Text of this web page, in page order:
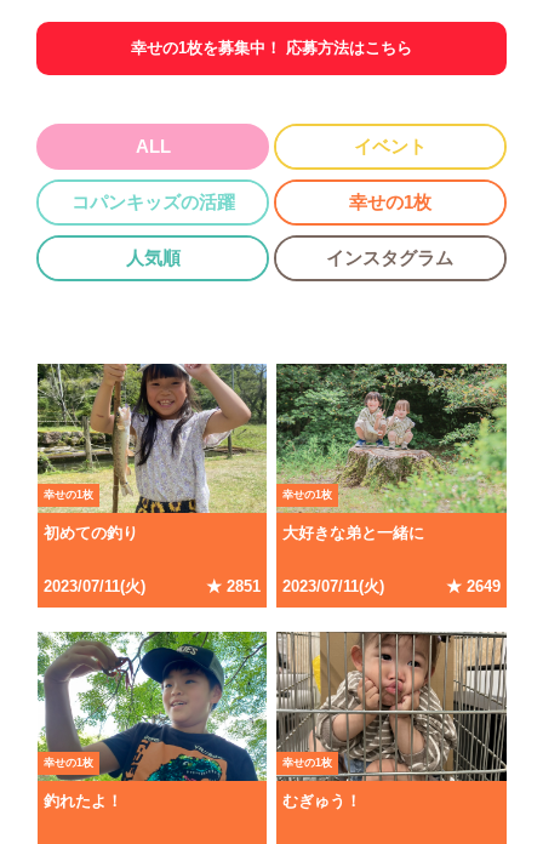
幸せの1枚を募集中！ 応募方法はこちら
ALL イベント
コパンキッズの活躍 幸せの1枚
人気順 インスタグラム
幸せの1枚
初めての釣り
2023/07/11(火) ★2851
幸せの1枚
大好きな弟と一緒に
2023/07/11(火) ★ 2649
幸せの1枚
釣れたよ！
幸せの1枚
むぎゅう！